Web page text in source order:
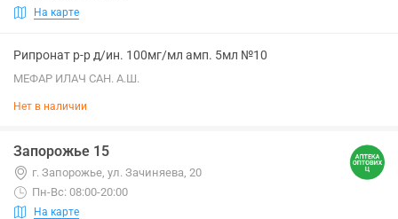
На карте
Рипронат р-р д/ин. 100мг/мл амп. 5мл №10
МЕФАР ИЛАЧ САН. А.Ш.
Нет в наличии
Запорожье 15
г. Запорожье, ул. Зачиняева, 20
Пн-Вс: 08:00-20:00
На карте